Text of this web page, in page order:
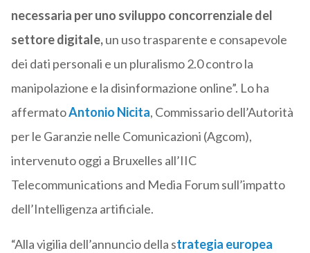
necessaria per uno sviluppo concorrenziale del
settore digitale,un uso trasparente e consapevole
dei dati personali e un pluralismo 2.0 contro la
manipolazione e la disinformazione online”. Lo ha
affermatoAntonio Nicita, Commissario dell’Autorità
per le Garanzie nelle Comunicazioni (Agcom),
intervenuto oggi a Bruxelles all’IIC
Telecommunications and Media Forum sull’impatto
dell’Intelligenza artificiale.
“Alla vigilia dell’annuncio della strategia europea